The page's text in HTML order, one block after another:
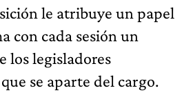
le atribuye un papel
con cada sesión un
los legisladores
se aparte del cargo.